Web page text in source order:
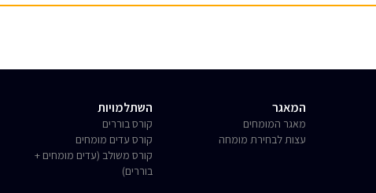
המאגר
מאגר המומחים
עצות לבחירת מומחה
השתלמויות
קורס בוררים
קורס עדים מומחים
קורס משולב (עדים מומחים +
בוררים)